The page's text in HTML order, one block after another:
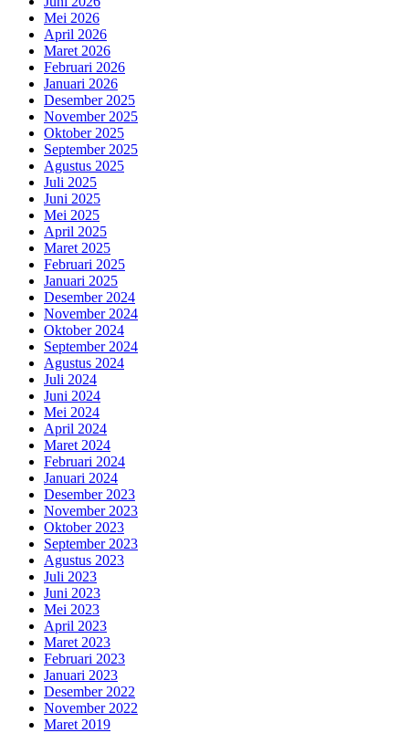
Mei 2026
April 2026
Maret 2026
Februari 2026
Januari 2026
Desember 2025
November 2025
Oktober 2025
September 2025
Agustus 2025
Juli 2025
Juni 2025
Mei 2025
April 2025
Maret 2025
Februari 2025
Januari 2025
Desember 2024
November 2024
Oktober 2024
September 2024
Agustus 2024
Juli 2024
Juni 2024
Mei 2024
April 2024
Maret 2024
Februari 2024
Januari 2024
Desember 2023
November 2023
Oktober 2023
September 2023
Agustus 2023
Juli 2023
Juni 2023
Mei 2023
April 2023
Maret 2023
Februari 2023
Januari 2023
Desember 2022
November 2022
Maret 2019